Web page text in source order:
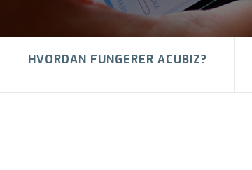
HVORDAN FUNGERER ACUBIZ?